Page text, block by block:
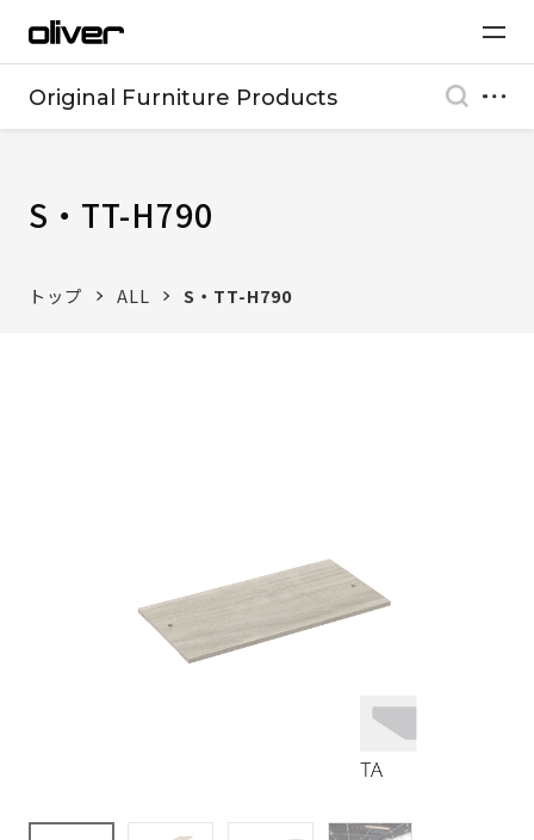
Original Furniture Products
S・TT-H790
トップ ALL S・TT-H790